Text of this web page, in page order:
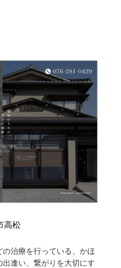
高松
治療を行っている、かほ
逢い、繋がりを大切にす